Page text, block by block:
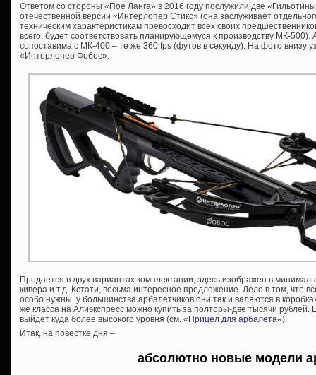
Ответом со стороны «Пое Ланга» в 2016 году послужили две
отечественной версии «Интерлопер Стикс» (она заслуживает
техническим характеристикам превосходит всех своих
всего, будет соответствовать планирующемуся к производству МК-
сопоставима с МК-400 – те же 360 fps (футов в секунду). На фото внизу
«Интерлопер Фобос».
Продается в двух вариантах комплектации, здесь изображен в
кивера и т.д. Кстати, весьма интересное предложение. Дело в том, что
особо нужны, у большинства арбалетчиков они так и валяются в
же класса на Алиэкспресс можно купить за полторы-две тысячи
выйдет куда более высокого уровня (см. «Прицел для арбалета«).
Итак, на повестке дня –
абсолютно новые модели